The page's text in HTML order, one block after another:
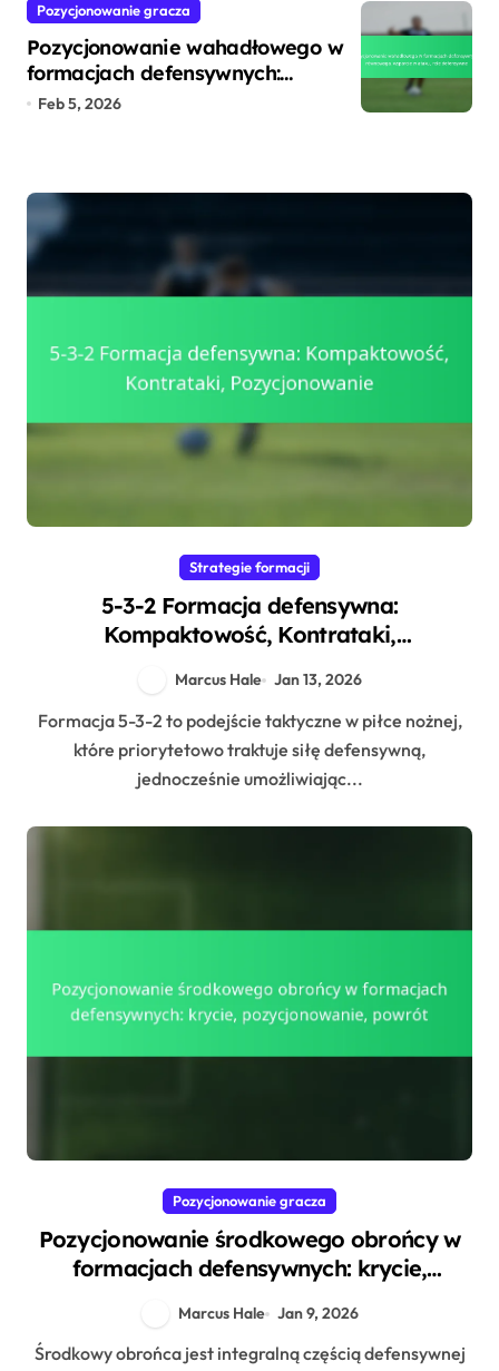
Pozycjonowanie gracza
Pozycjonowanie wahadłowego w
formacjach defensywnych:
równowaga, wsparcie w ataku,
Feb 5, 2026
Strategie formacji
5-3-2 Formacja defensywna:
Kompaktowość, Kontrataki,
Marcus Hale Jan 13, 2026
Formacja 5-3-2 to podejście taktyczne w piłce nożnej,
które priorytetowo traktuje siłę defensywną,
jednocześnie umożliwiając...
Pozycjonowanie gracza
Pozycjonowanie środkowego obrońcy w
formacjach defensywnych: krycie,
Marcus Hale Jan 9, 2026
Środkowy obrońca jest integralną częścią defensywnej